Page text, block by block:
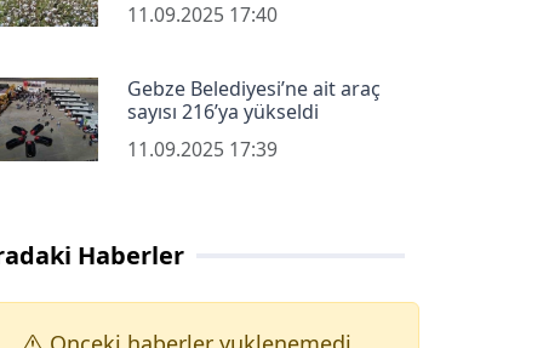
11.09.2025 17:40
Gebze Belediyesi’ne ait araç
sayısı 216’ya yükseldi
11.09.2025 17:39
Haberler